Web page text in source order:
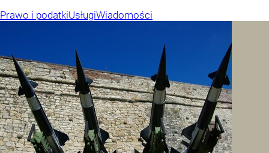
Prawo i podatkiUsługiWiadomości